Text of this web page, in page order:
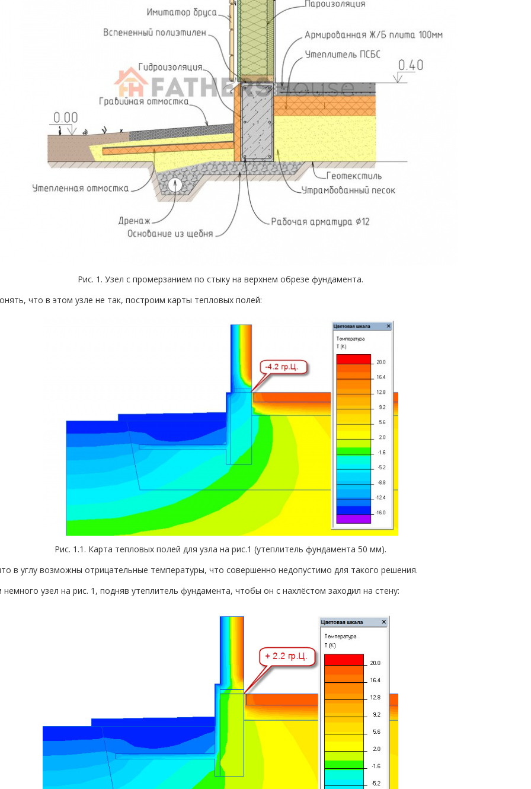
Рис. 1. Узел с промерзанием по стыку на верхнем обрезе фундамента.
что в этом узле не так, построим карты тепловых полей:
Рис. 1.1. Карта тепловых полей для узла на рис.1 (утеплитель фундамента 50 мм).
в углу возможны отрицательные температуры, что совершенно недопустимо для такого решения.
узел на рис. 1, подняв утеплитель фундамента, чтобы он с нахлёстом заходил на стену: